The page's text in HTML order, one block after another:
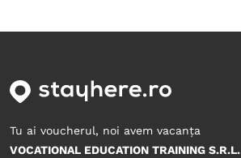
Tu ai voucherul, noi avem vacanța
VOCATIONAL EDUCATION TRAINING S.R.L.